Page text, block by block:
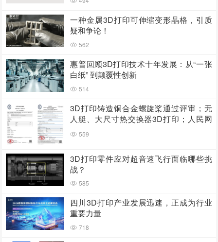
一种金属3D打印可伸缩变形晶格，引质
疑和争论！
562
惠普回顾3D打印技术十年发展：从“一张
白纸” 到颠覆性创新
514
3D打印铸造铜合金螺旋桨通过评审；无
人艇、大尺寸热交换器3D打印；人民网
报道两家3D打印企业
559
3D打印零件应对超音速飞行面临哪些挑
战？
585
四川3D打印产业发展迅速，正成为行业
重要力量
718